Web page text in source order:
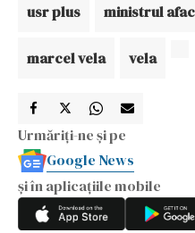
usr plus ministrul
marcel vela vela
Urmăriți-ne și pe
Google News
și în aplicațiile mobile